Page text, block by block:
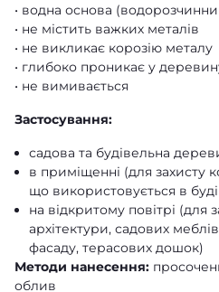
• водна основа
• не містить важких металів
• не викликає корозію металу
• глибоко проникає у
• не вимивається
Застосування:
садова та будівельна
в приміщенні (для захисту
що використовується в
на відкритому повітрі (для
архітектури, садових
фасаду, терасових дошок)
Методи нанесення:
облив